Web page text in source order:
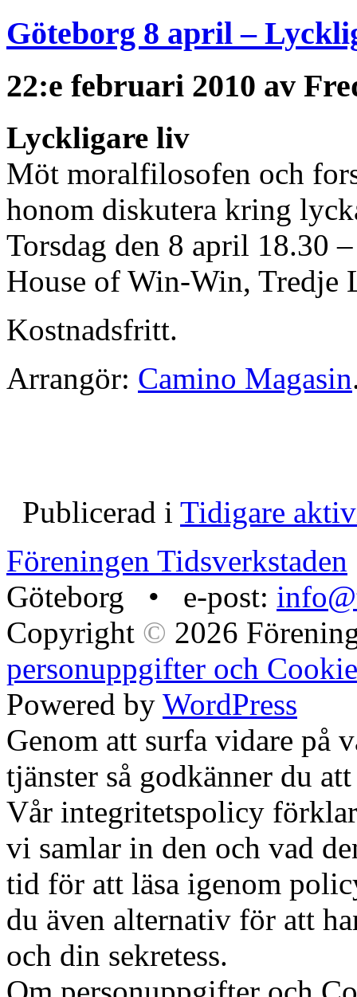
Göteborg 8 april –
22:e februari 2010 av
Lyckligare liv
Möt moralfilosofen och
honom diskutera kring
Torsdag den 8 april 18.30
House of Win-Win, Tredje
Kostnadsfritt.
Arrangör: Camino Magasin
Publicerad i Tidigare
Föreningen Tidsverkstaden
Göteborg • e-post:
Copyright © 2026
personuppgifter och
Powered by WordPress
Genom att surfa vidare på
tjänster så godkänner du
Vår integritetspolicy
vi samlar in den och vad
tid för att läsa igenom
du även alternativ för att
och din sekretess.